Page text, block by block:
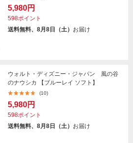
5,980円
598ポイント
送料無料、8月8日（土） お届け
ウォルト・ディズニー・ジャパン 風の谷
のナウシカ 【ブルーレイ ソフト】
(10)
5,980円
598ポイント
送料無料、8月8日（土） お届け